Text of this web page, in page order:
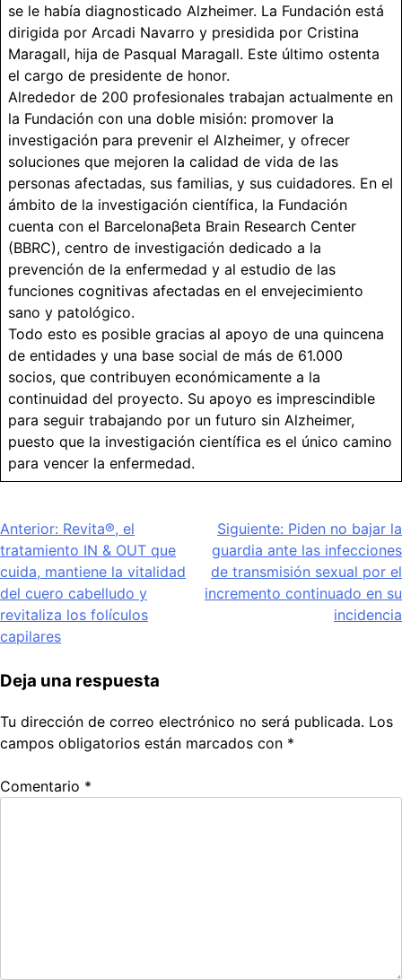
se le había diagnosticado Alzheimer. La Fundación está
dirigida por Arcadi Navarro y presidida por Cristina
Maragall, hija de Pasqual Maragall. Este último ostenta
el cargo de presidente de honor.
Alrededor de 200 profesionales trabajan actualmente en
la Fundación con una doble misión: promover la
investigación para prevenir el Alzheimer, y ofrecer
soluciones que mejoren la calidad de vida de las
personas afectadas, sus familias, y sus cuidadores. En el
ámbito de la investigación científica, la Fundación
cuenta con el Barcelonaβeta Brain Research Center
(BBRC), centro de investigación dedicado a la
prevención de la enfermedad y al estudio de las
funciones cognitivas afectadas en el envejecimiento
sano y patológico.
Todo esto es posible gracias al apoyo de una quincena
de entidades y una base social de más de 61.000
socios, que contribuyen económicamente a la
continuidad del proyecto. Su apoyo es imprescindible
para seguir trabajando por un futuro sin Alzheimer,
puesto que la investigación científica es el único camino
para vencer la enfermedad.
Navegación
de
entradas
Anterior: Revita®, el
tratamiento IN & OUT que
cuida, mantiene la vitalidad
del cuero cabelludo y
revitaliza los folículos
capilares
Siguiente: Piden no bajar la
guardia ante las infecciones
de transmisión sexual por el
incremento continuado en su
incidencia
Deja una respuesta
Tu dirección de correo electrónico no será publicada. Los
campos obligatorios están marcados con *
Comentario *